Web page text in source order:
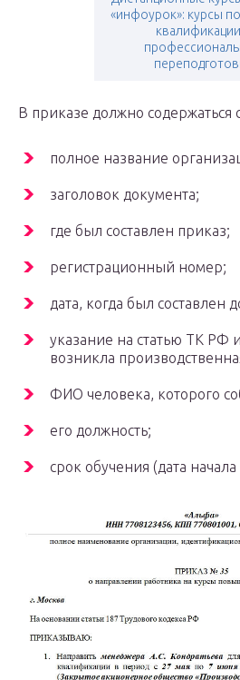
«инфоурок»: курсы
В приказе должно содержаться
полное название
заголовок документа;
где был составлен приказ;
регистрационный номер;
дата, когда был составлен
указание на статью ТК РФ
возникла
ФИО человека, которого
его должность;
срок обучения (дата